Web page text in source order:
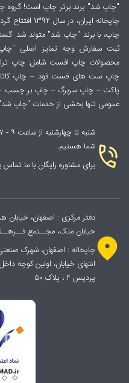
"چاپ شد" برند برتر چاپ است! گروه
چاپخانه
چاپ، با برند "چاپ شد" متولد شد.
ثبت سفارش وجه تمایز اصلی
محصولات چاپ افست شامل: چاپ
چاپ ست های فست فود – چاپ
پاکت – چاپ سربرگ – چاپ بر
عمومی تنها بخشی از خدمات "چاپ
شما هستیم.
برای مشاوره رایگان با ما تماس
دفتر مرکزی : اصفهان،
خیابان ملک، مجــتمع فــرهــنگ،
انتهای خیابان، اولین کوچه
پردیس ۲ ، پلاک ۵۰